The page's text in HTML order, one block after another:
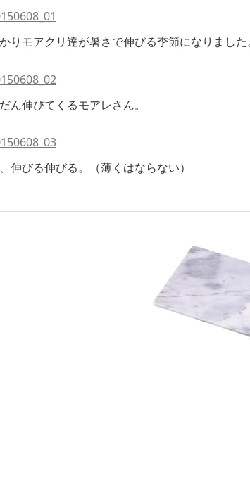
りモアクリ達が暑さで伸びる季節になりました。
ん伸びてくるモアレさん。
伸びる伸びる。（薄くはならない）